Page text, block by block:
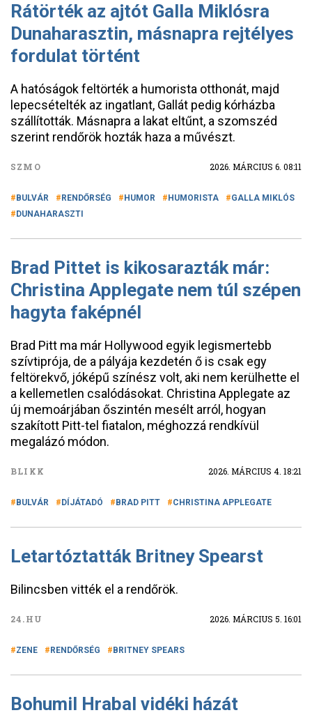
Rátörték az ajtót Galla Miklósra
Dunaharasztin, másnapra rejtélyes
fordulat történt
A hatóságok feltörték a humorista otthonát, majd
lepecsételték az ingatlant, Gallát pedig kórházba
szállították. Másnapra a lakat eltűnt, a szomszéd
szerint rendőrök hozták haza a művészt.
SZMO 2026. MÁRCIUS 6. 08:11
BULVÁR RENDŐRSÉG HUMOR HUMORISTA
GALLA MIKLÓS
DUNAHARASZTI
Brad Pittet is kikosarazták már:
Christina Applegate nem túl szépen
hagyta faképnél
Brad Pitt ma már Hollywood egyik legismertebb
szívtiprója, de a pályája kezdetén ő is csak egy
feltörekvő, jóképű színész volt, aki nem kerülhette el
a kellemetlen csalódásokat. Christina Applegate az
új memoárjában őszintén mesélt arról, hogyan
szakított Pitt-tel fiatalon, méghozzá rendkívül
megalázó módon.
BLIKK 2026. MÁRCIUS 4. 18:21
BULVÁR DÍJÁTADÓ BRAD PITT CHRISTINA APPLEGATE
Letartóztatták Britney Spearst
Bilincsben vitték el a rendőrök.
24.HU 2026. MÁRCIUS 5. 16:01
ZENE RENDŐRSÉG BRITNEY SPEARS
Bohumil Hrabal vidéki házát